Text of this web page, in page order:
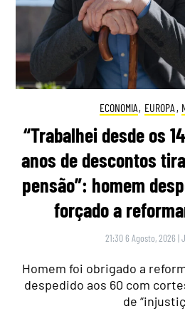
ECONOMIA, EUROPA ,
“Trabalhei desde os
anos de descontos
pensão”: homem
forçado a
21:30 6 Agosto, 2026 |
Homem foi obrigado a
despedido aos 60 com
de